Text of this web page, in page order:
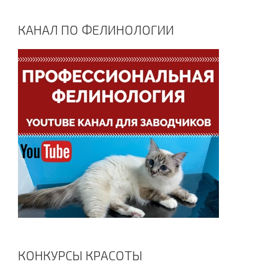
КАНАЛ ПО ФЕЛИНОЛОГИИ
КОНКУРСЫ КРАСОТЫ